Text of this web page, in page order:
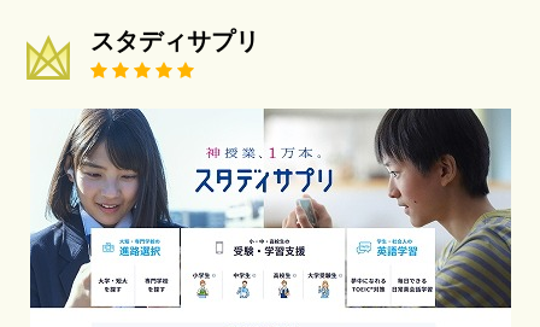
スタディサプリ